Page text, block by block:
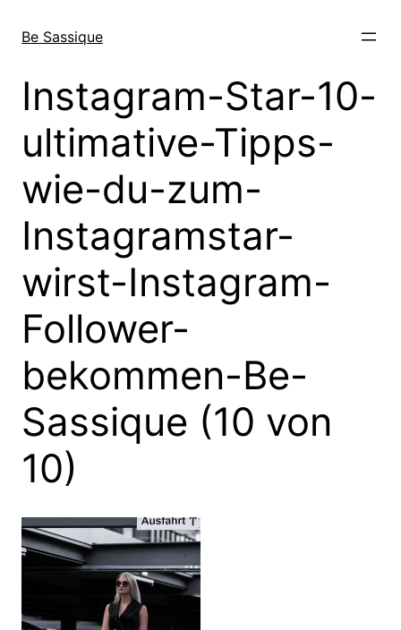
zum
wechseln
Be Sassique
Instagram-Star-10-
ultimative-Tipps-
wie-du-zum-
Instagramstar-
wirst-Instagram-
Follower-
bekommen-Be-
Sassique (10 von
10)